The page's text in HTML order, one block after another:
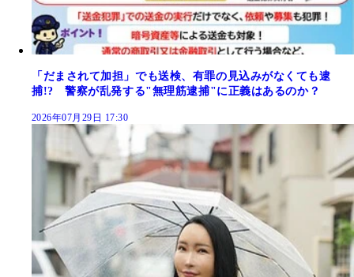
「だまされて加担」でも送検、有罪の見込みがなくても逮
捕!? 警察が乱発する"無理筋逮捕"に正義はあるのか？
2026年07月29日 17:30